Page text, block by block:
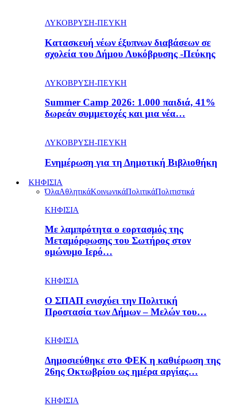
ΛΥΚΟΒΡΥΣΗ-ΠΕΥΚΗ
Κατασκευή νέων έξυπνων διαβάσεων σε
σχολεία του Δήμου Λυκόβρυσης -Πεύκης
ΛΥΚΟΒΡΥΣΗ-ΠΕΥΚΗ
Summer Camp 2026: 1.000 παιδιά, 41%
δωρεάν συμμετοχές και μια νέα…
ΛΥΚΟΒΡΥΣΗ-ΠΕΥΚΗ
Ενημέρωση για τη Δημοτική Βιβλιοθήκη
ΚΗΦΙΣΙΑ
ΌλαΑθλητικάΚοινωνικάΠολιτικάΠολιτιστικά
ΚΗΦΙΣΙΑ
Με λαμπρότητα ο εορτασμός της
Μεταμόρφωσης του Σωτήρος στον
ομώνυμο Ιερό…
ΚΗΦΙΣΙΑ
Ο ΣΠΑΠ ενισχύει την Πολιτική
Προστασία των Δήμων – Μελών του…
ΚΗΦΙΣΙΑ
Δημοσιεύθηκε στο ΦΕΚ η καθιέρωση της
26ης Οκτωβρίου ως ημέρα αργίας…
ΚΗΦΙΣΙΑ